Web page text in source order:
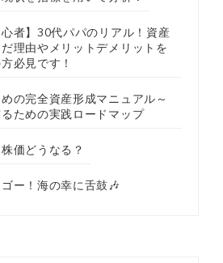
者】30代パパのリアル！資産
理由やメリットデメリットを
必見です！
の完全資産形成マニュアル～
ための実践ロードマップ
価どうなる？
ー！海の幸に舌鼓🎶